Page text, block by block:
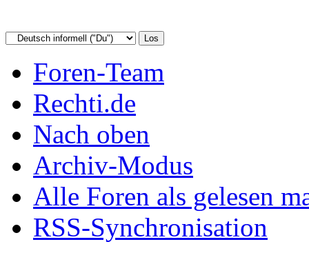
Foren-Team
Rechti.de
Nach oben
Archiv-Modus
Alle Foren als gelesen
RSS-Synchronisation